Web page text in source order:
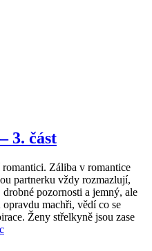
3. část
Záliba v romantice
partnerku vždy rozmazlují,
pozornosti a jemný, ale
machři, vědí co se
Ženy střelkyně jsou zase